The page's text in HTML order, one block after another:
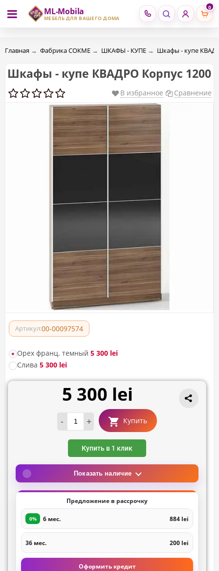
ML-Mobila
МЕБЕЛЬ ДЛЯ ВАШЕГО ДОМА
0
RU RO
Главная → Фабрика СОКМЕ → ШКАФЫ - КУПЕ → Шкафы - купе
Шкафы - купе КВАДРО Корпус 1200
В избранное Сравнение
Артикул:00-00097574
Орех франц. темный 5 300 lei
Слива 5 300 lei
5 300 lei
- + Купить
Купить в 1 клик
Показать наличие
Предложение в рассрочку
0% 6 мес. 884 lei
36 мес. 200 lei
Оформить кредит